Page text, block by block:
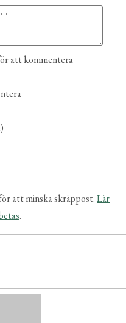
att kommentera
att minska skräppost.Lär
.